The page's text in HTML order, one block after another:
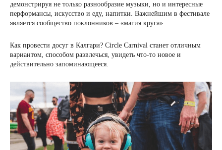
демонстрируя не только разнообразие музыки, но и интересные
перформансы, искусство и еду, напитки. Важнейшим в фестивале
является сообщество поклонников – «магия круга».
Как провести досуг в Калгари? Circle Carnival станет отличным
вариантом, способом развлечься, увидеть что-то новое и
действительно запоминающееся.